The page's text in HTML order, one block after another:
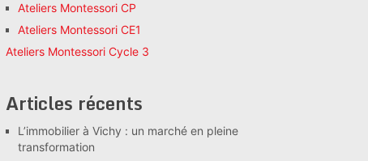
Ateliers Montessori CP
Ateliers Montessori CE1
Ateliers Montessori Cycle 3
Articles récents
L’immobilier à Vichy : un marché en pleine
transformation